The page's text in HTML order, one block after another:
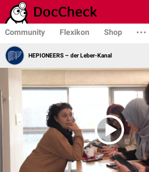
Community Flexikon Shop
HEPIONEERS – der Leber-Kanal